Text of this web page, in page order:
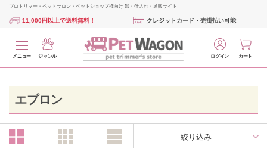
プロトリマー・ペットサロン・ペットショップ様向け 卸・仕入れ・通販サイト
11,000円以上で送料無料！ クレジットカード・売掛払い可能
メニュー ジャンル ログイン カート
エプロン
絞り込み